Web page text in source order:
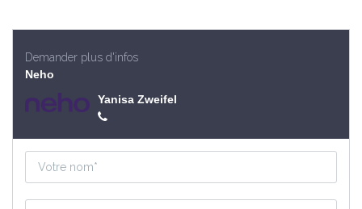
Demander plus d'infos
Neho
Yanisa Zweifel